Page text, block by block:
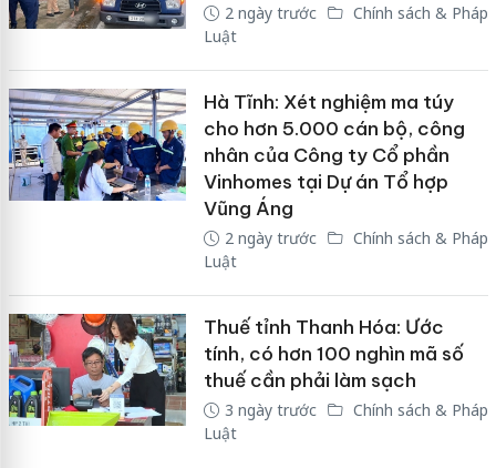
2 ngày trước
Chính sách & Pháp
Luật
Hà Tĩnh: Xét nghiệm ma túy
cho hơn 5.000 cán bộ, công
nhân của Công ty Cổ phần
Vinhomes tại Dự án Tổ hợp
Vũng Áng
2 ngày trước
Chính sách & Pháp
Luật
Thuế tỉnh Thanh Hóa: Ước
tính, có hơn 100 nghìn mã số
thuế cần phải làm sạch
3 ngày trước
Chính sách & Pháp
Luật